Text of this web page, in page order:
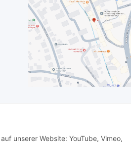
unserer Website: YouTube, Vimeo,